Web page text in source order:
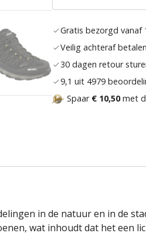
Gratis bezorgd vanaf
Veilig achteraf betalen
30 dagen retour
9,1 uit 4979
Spaar € 10,50met
in de natuur en in de
wat inhoudt dat het een